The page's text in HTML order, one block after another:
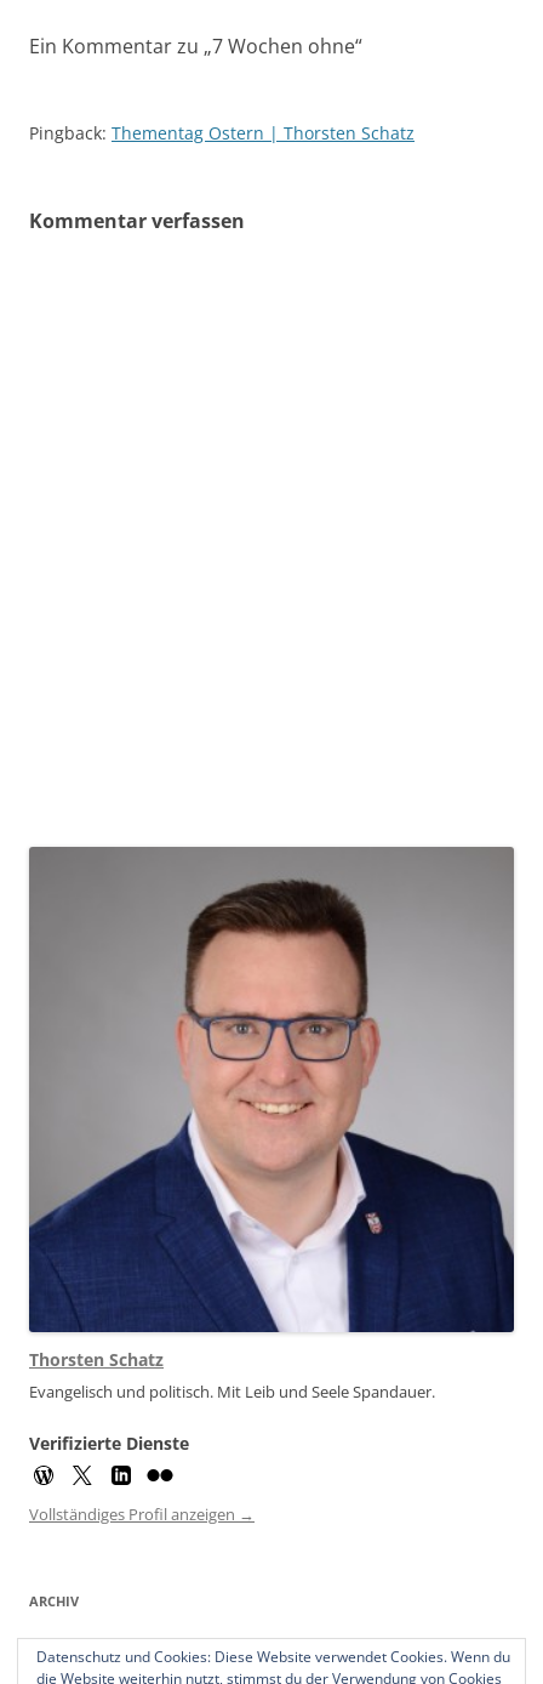
Ein Kommentar zu „7 Wochen ohne“
Pingback: Thementag Ostern | Thorsten Schatz
Kommentar verfassen
Thorsten Schatz
Evangelisch und politisch. Mit Leib und Seele Spandauer.
Verifizierte Dienste
Vollständiges Profil anzeigen →
ARCHIV
Archiv
Datenschutz und Cookies: Diese Website verwendet Cookies. Wenn du
die Website weiterhin nutzt, stimmst du der Verwendung von Cookies